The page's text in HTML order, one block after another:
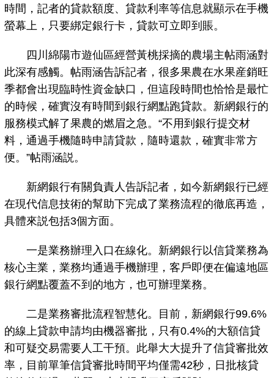
時間，記者的貸款額度、貸款利率等信息就顯示在手機
螢幕上，只要綁定銀行卡，貸款可立即到賬。
四川綿陽市遊仙區經營黃桃採摘的農場主帖雨涵對
此深有感觸。帖雨涵告訴記者，很多果農在水果産銷旺
季都會出現臨時性資金缺口，但這段時間也恰恰是最忙
的時候，確實沒有時間到銀行網點跑貸款。新網銀行的
服務模式解了果農的燃眉之急。“不用到銀行提交材
料，通過手機隨時申請貸款，隨時還款，確實非常方
便。”帖雨涵説。
新網銀行有關負責人告訴記者，如今新網銀行已經
在現代信息技術的幫助下完成了業務流程的徹底再造，
具體來説包括3個方面。
一是業務辦理入口在線化。新網銀行以信貸業務為
核心主業，業務均通過手機辦理，客戶即便在偏遠地區
銀行網點覆蓋不到的地方，也可辦理業務。
二是業務審批流程智慧化。目前，新網銀行99.6%
的線上貸款申請均由機器審批，只有0.4%的大額信貸
和可疑交易需要人工干預。此舉大大提升了信貸審批效
率，目前單筆信貸審批時間平均僅需42秒，日批核貸